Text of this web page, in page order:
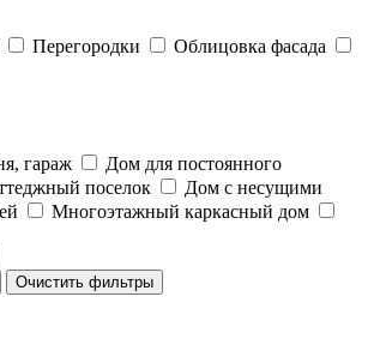
Перегородки
Облицовка фасада
гараж
Дом для постоянного
поселок
Дом с несущими
Многоэтажный каркасный дом
Очистить фильтры